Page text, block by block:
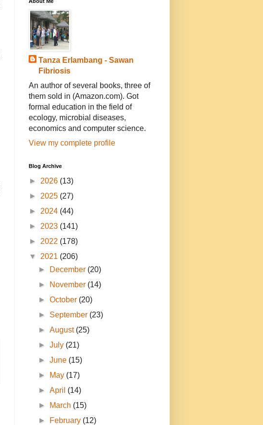
Tanza Erlambang - Sawan
Fibriosis
An author of several books, three of
them sold in (Amazon.com). Got
formal education in the field of
ecology, microbial diseases,
economics and computer science.
View my complete profile
Blog Archive
► 2026 (13)
► 2025 (27)
► 2024 (44)
► 2023 (141)
► 2022 (178)
▼ 2021 (206)
►
December (20)
►
November (14)
►October (20)
► September (23)
►August (25)
►July (21)
►June (15)
►
May (17)
►April (14)
►
March (15)
►
February (12)